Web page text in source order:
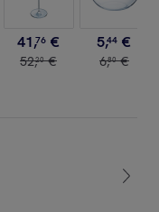
41,76 €
52,20 €
5,44 €
6,80 €